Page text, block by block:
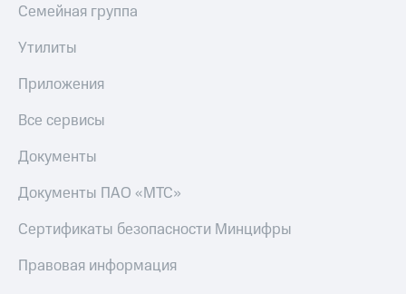
Семейная группа
Утилиты
Приложения
Все сервисы
Документы
Документы ПАО «МТС»
Сертификаты безопасности Минцифры
Правовая информация